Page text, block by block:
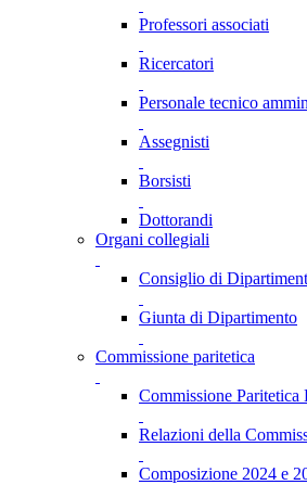
Professori associati
Ricercatori
Personale tecnico
Assegnisti
Borsisti
Dottorandi
Organi collegiali
Consiglio di
Giunta di Dipartimento
Commissione paritetica
Commissione
Relazioni della
Composizione 2024 e